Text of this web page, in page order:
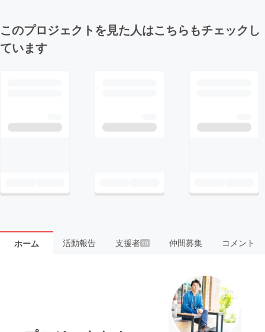
このプロジェクトを見た人はこちらもチェックし
ています
ホーム 活動報告 支援者 10 仲間募集 コメント